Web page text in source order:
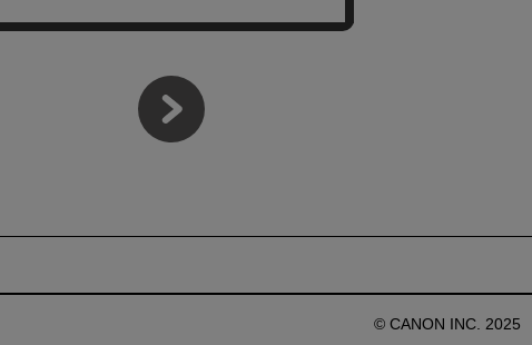
© CANON INC. 2025